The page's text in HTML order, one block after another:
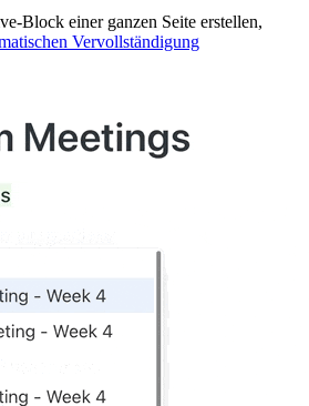
Block einer ganzen Seite erstellen,
Vervollständigung